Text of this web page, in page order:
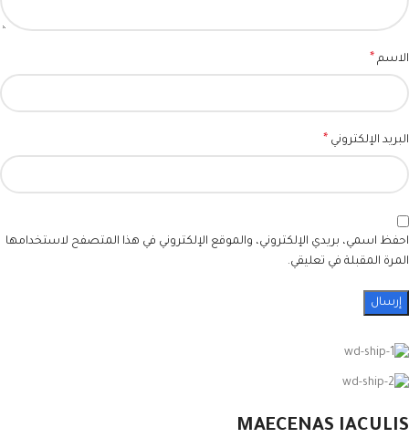
الاسم *
البريد الإلكتروني *
احفظ اسمي، بريدي الإلكتروني، والموقع الإلكتروني في هذا المتصفح لاستخدامها
المرة المقبلة في تعليقي.
MAECENAS IACULIS